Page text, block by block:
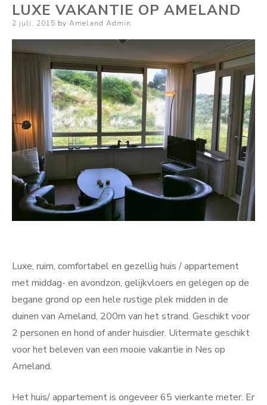
LUXE VAKANTIE OP AMELAND
Posted
2 juli, 2015 by Ameland Admin
Luxe, ruim, comfortabel en gezellig huis / appartement
met middag- en avondzon, gelijkvloers en gelegen op de
begane grond op een hele rustige plek midden in de
duinen van Ameland, 200m van het strand. Geschikt voor
2 personen en hond of ander huisdier. Uitermate geschikt
voor het beleven van een mooie vakantie in Nes op
Ameland.
Het huis/ appartement is ongeveer 65 vierkante meter. Er